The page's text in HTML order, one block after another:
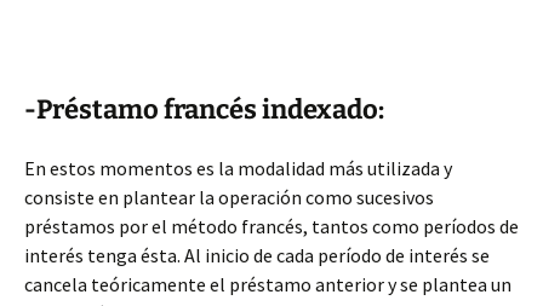
-Préstamo francés indexado:
En estos momentos es la modalidad más utilizada y
consiste en plantear la operación como sucesivos
préstamos por el método francés, tantos como períodos de
interés tenga ésta. Al inicio de cada período de interés se
cancela teóricamente el préstamo anterior y se plantea un